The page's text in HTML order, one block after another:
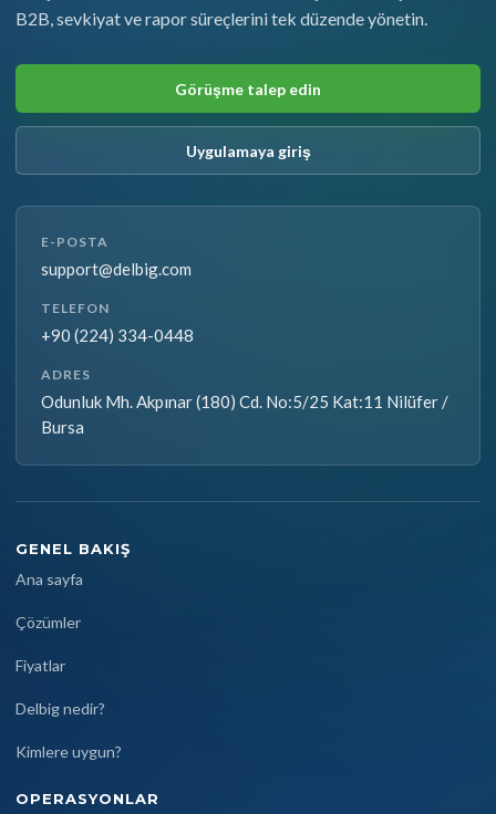
B2B, sevkiyat ve rapor süreçlerini tek düzende yönetin.
Görüşme talep edin
Uygulamaya giriş
E-POSTA
support@delbig.com
TELEFON
+90 (224) 334-0448
ADRES
Odunluk Mh. Akpınar (180) Cd. No:5/25 Kat:11 Nilüfer /
Bursa
GENEL BAKIŞ
Ana sayfa
Çözümler
Fiyatlar
Delbig nedir?
Kimlere uygun?
OPERASYONLAR